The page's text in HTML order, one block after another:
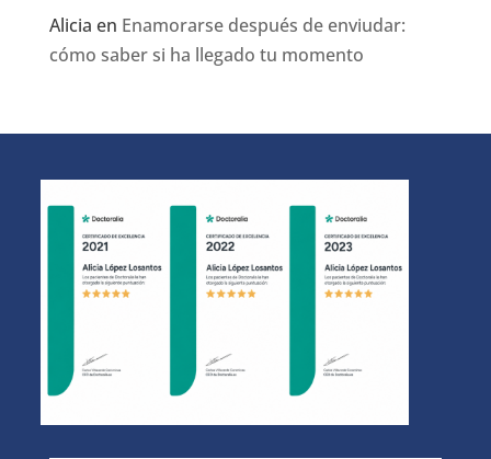
Alicia en Enamorarse después de enviudar:
cómo saber si ha llegado tu momento